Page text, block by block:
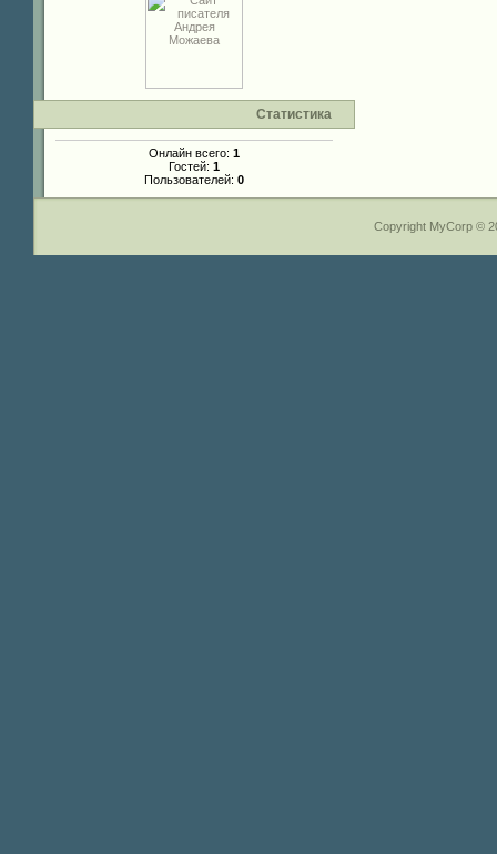
Статистика
Онлайн всего: 1
Гостей: 1
Пользователей: 0
Copyright MyCorp ©